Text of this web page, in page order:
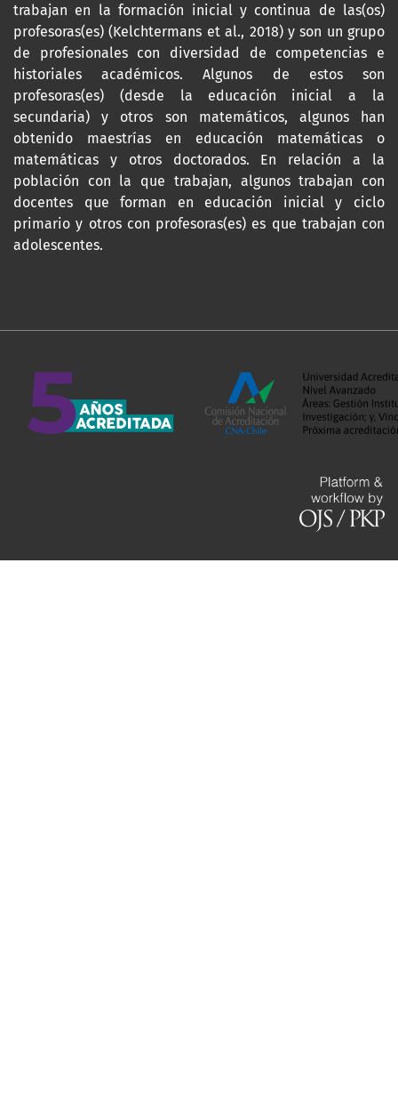
trabajan en la formación inicial y continua de las(os)
profesoras(es) (Kelchtermans et al., 2018) y son un grupo
de profesionales con diversidad de competencias e
historiales académicos. Algunos de estos son
profesoras(es) (desde la educación inicial a la
secundaria) y otros son matemáticos, algunos han
obtenido maestrías en educación matemáticas o
matemáticas y otros doctorados. En relación a la
población con la que trabajan, algunos trabajan con
docentes que forman en educación inicial y ciclo
primario y otros con profesoras(es) es que trabajan con
adolescentes.